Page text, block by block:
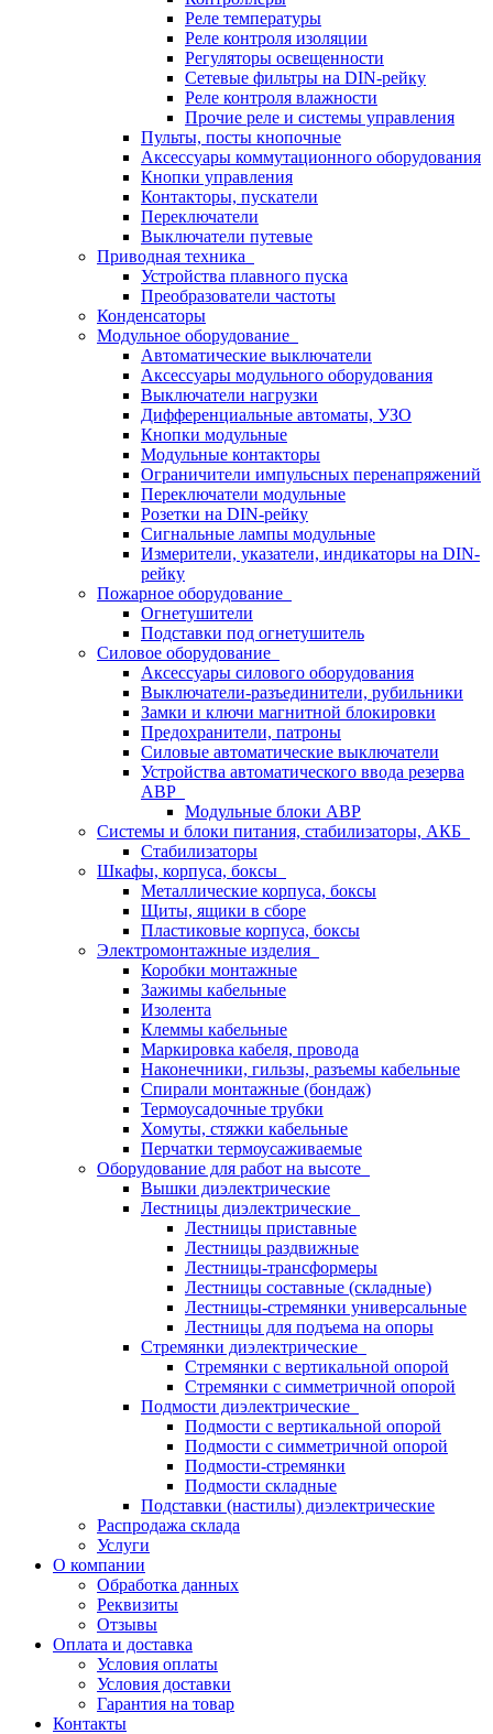
Реле температуры
Реле контроля изоляции
Регуляторы освещенности
Сетевые фильтры на DIN-рейку
Реле контроля влажности
Прочие реле и системы управления
Пульты, посты кнопочные
Аксессуары коммутационного оборудования
Кнопки управления
Контакторы, пускатели
Переключатели
Выключатели путевые
Приводная техника
Устройства плавного пуска
Преобразователи частоты
Конденсаторы
Модульное оборудование
Автоматические выключатели
Аксессуары модульного оборудования
Выключатели нагрузки
Дифференциальные автоматы, УЗО
Кнопки модульные
Модульные контакторы
Ограничители импульсных перенапряжений
Переключатели модульные
Розетки на DIN-рейку
Сигнальные лампы модульные
Измерители, указатели, индикаторы на DIN-
рейку
Пожарное оборудование
Огнетушители
Подставки под огнетушитель
Силовое оборудование
Аксессуары силового оборудования
Выключатели-разъединители, рубильники
Замки и ключи магнитной блокировки
Предохранители, патроны
Силовые автоматические выключатели
Устройства автоматического ввода резерва
АВР
Модульные блоки АВР
Системы и блоки питания, стабилизаторы, АКБ
Стабилизаторы
Шкафы, корпуса, боксы
Металлические корпуса, боксы
Щиты, ящики в сборе
Пластиковые корпуса, боксы
Электромонтажные изделия
Коробки монтажные
Зажимы кабельные
Изолента
Клеммы кабельные
Маркировка кабеля, провода
Наконечники, гильзы, разъемы кабельные
Спирали монтажные (бондаж)
Термоусадочные трубки
Хомуты, стяжки кабельные
Перчатки термоусаживаемые
Оборудование для работ на высоте
Вышки диэлектрические
Лестницы диэлектрические
Лестницы приставные
Лестницы раздвижные
Лестницы-трансформеры
Лестницы составные (складные)
Лестницы-стремянки универсальные
Лестницы для подъема на опоры
Стремянки диэлектрические
Стремянки с вертикальной опорой
Стремянки с симметричной опорой
Подмости диэлектрические
Подмости с вертикальной опорой
Подмости с симметричной опорой
Подмости-стремянки
Подмости складные
Подставки (настилы) диэлектрические
Распродажа склада
Услуги
О компании
Обработка данных
Реквизиты
Отзывы
Оплата и доставка
Условия оплаты
Условия доставки
Гарантия на товар
Контакты